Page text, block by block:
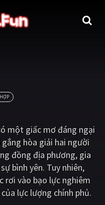
Chiến tranh
Tội phạm - Hình sự
Hài hước
Khoa học - Tài liệu
một giấc mơ đáng ngại
hòa giải hai người
đồng địa phương, gia
bình yên. Tuy nhiên,
rơi vào bạo lực nghiêm
lực lượng chính phủ.